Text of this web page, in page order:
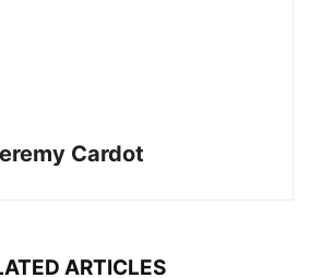
Cardot
ARTICLES